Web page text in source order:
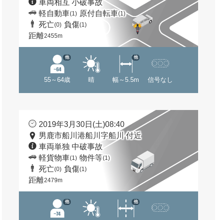
車両相互 小破事故
軽自動車(1) 原付自転車(1)
死亡(0) 負傷(1)
距離2455m
55～64歳
他
晴 幅～5.5m
他
信号なし
2019年3月30日(土)08:40
男鹿市船川港船川字船川 付近
車両単独 中破事故
軽貨物車(1) 物件等(1)
死亡(0) 負傷(1)
距離2479m
他 他